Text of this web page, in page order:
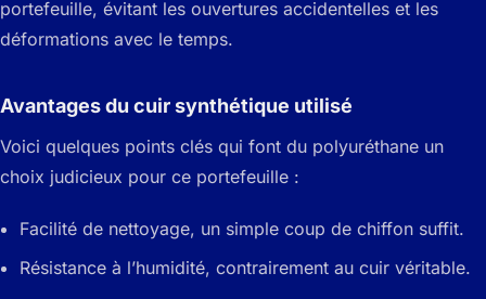
portefeuille, évitant les ouvertures accidentelles et les
déformations avec le temps.
Avantages du cuir synthétique utilisé
Voici quelques points clés qui font du polyuréthane un
choix judicieux pour ce portefeuille :
Facilité de nettoyage, un simple coup de chiffon suffit.
Résistance à l’humidité, contrairement au cuir véritable.